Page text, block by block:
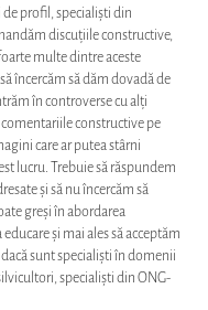
profil, specialiști din
discuțiile constructive,
multe dintre aceste
încercăm să dăm dovadă de
în controverse cu alți
constructive pe
care ar putea stârni
lucru. Trebuie să răspundem
și să nu încercăm să
greși în abordarea
și mai ales să acceptăm
sunt specialiști în domenii
specialiști din ONG-